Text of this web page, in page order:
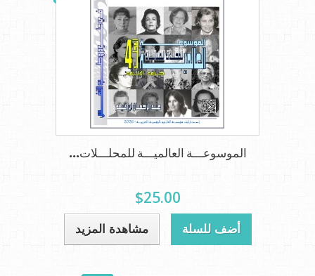
الموسوعـــة العالميـــة للمحلـــلات...
$25.00
أضف للسلة مشاهدة المزيد